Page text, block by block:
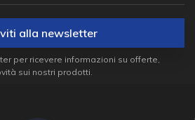
alla newsletter
per ricevere informazioni su offerte,
sui nostri prodotti.